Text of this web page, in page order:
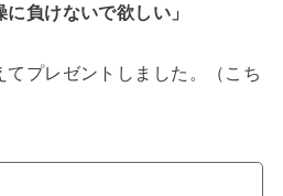
負けないで欲しい」
てプレゼントしました。（こち